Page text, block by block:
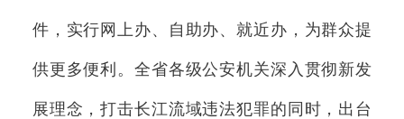
件，实行网上办、自助办、就近办，为群众提
供更多便利。全省各级公安机关深入贯彻新发
展理念，打击长江流域违法犯罪的同时，出台